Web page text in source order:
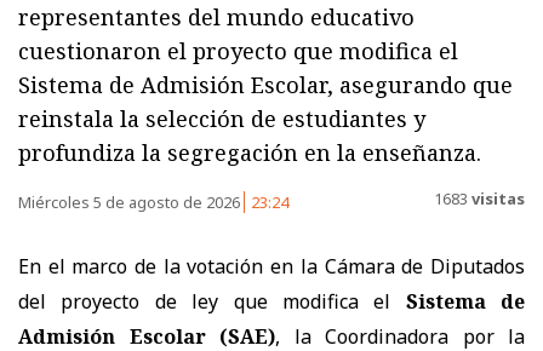
representantes del mundo educativo
cuestionaron el proyecto que modifica el
Sistema de Admisión Escolar, asegurando que
reinstala la selección de estudiantes y
profundiza la segregación en la enseñanza.
Miércoles 5 de agosto de 2026 23:24 1683 visitas
En el marco de la votación en la Cámara de Diputados
del proyecto de ley que modifica el
Sistema de
Admisión Escolar (SAE), la Coordinadora por la